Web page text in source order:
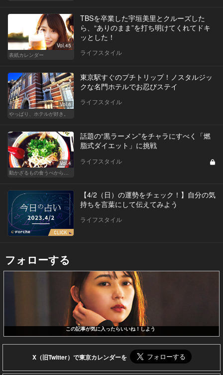
Vol.45
表紙カレンダー
TBSを卒業した宇垣美里とクルーズした
ら、“ありのまま”を打ち明けてくれてドキ
ッとした！
ライフスタイル
Vol.6
やっぱり、ホテルが好き。
東京駅すぐのプチトリップ！ノスタルジッ
クな名門ホテルでお忍びステイ
ライフスタイル
Vol.4
話題の“黒ラーメン”をチャラにすべく「燃
脂式ダイエット」に挑戦
ライフスタイル
【4/2（日）の運勢をチェック！】自分の気
持ちを言葉にして伝えてみよう
ライフスタイル
フォローする
この記事が気に入ったらいいね！しよう
X（旧Twitter）で東京カレンダーを